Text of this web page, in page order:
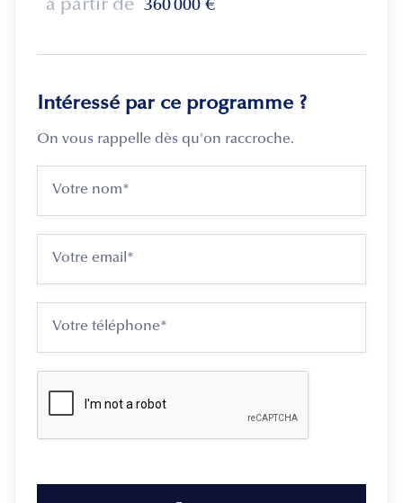
à partir de 360 000 €
Intéressé par ce programme ?
On vous rappelle dès qu'on raccroche.